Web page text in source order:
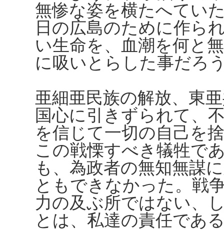
無惨な姿を横たへてい
日の広島のために作ら
い生命を、血潮を何と
に吸いとらした事だろ
亜細亜民族の解放、東
国心に引きずられて、
を信じて一切の自己を
この戦慄すべき犠牲で
も、為政者の無知無謀
ともできなかった。戦
力の及ぶ所ではない、
とは、私達の責任であ